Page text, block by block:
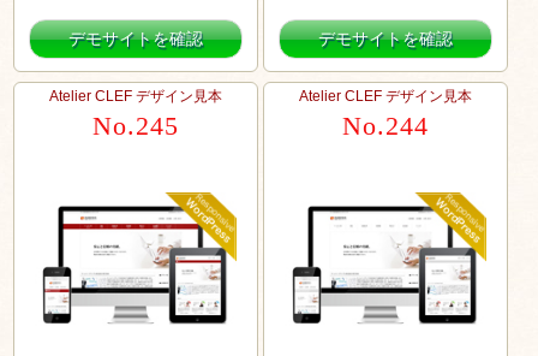
デモサイトを確認 デモサイトを確認
Atelier CLEF デザイン見本
No.245
Atelier CLEF デザイン見本
No.244